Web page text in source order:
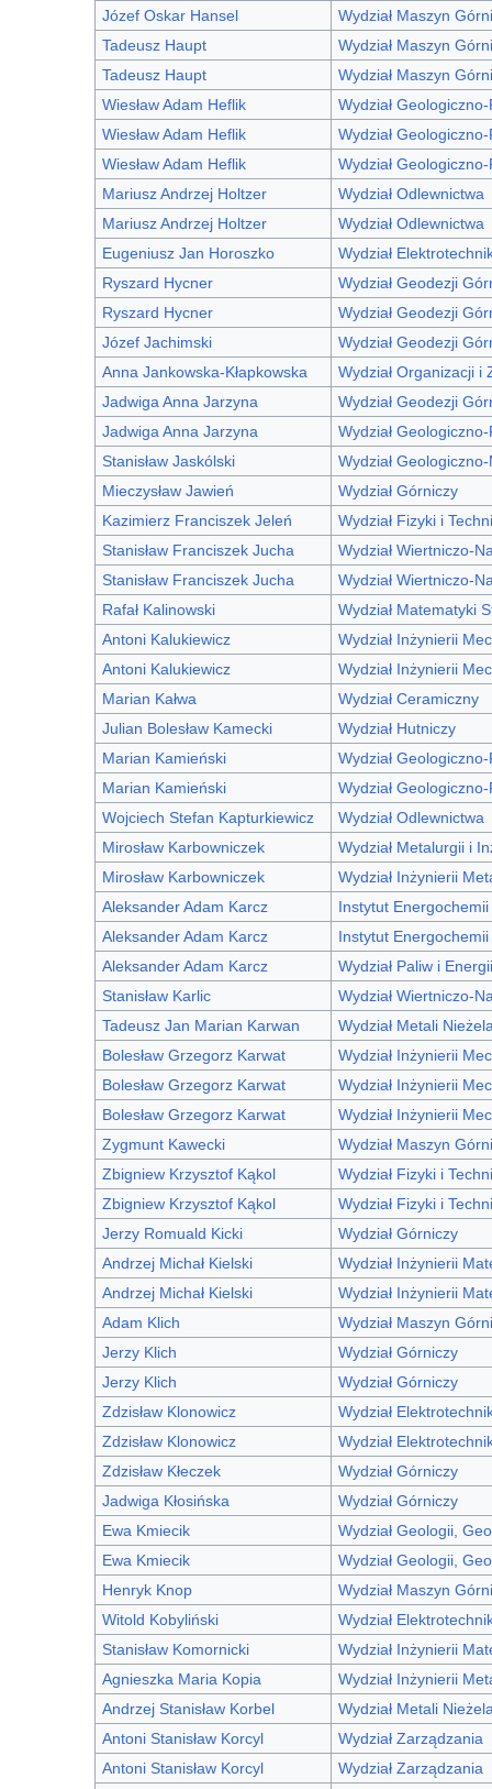
Józef Oskar Hansel
Wydział Maszyn
Tadeusz Haupt
Wydział Maszyn
Tadeusz Haupt
Wydział Maszyn
Wiesław Adam Heflik
Wydział
Wiesław Adam Heflik
Wydział
Wiesław Adam Heflik
Wydział
Mariusz Andrzej Holtzer
Wydział Odlewnictwa
Mariusz Andrzej Holtzer
Wydział Odlewnictwa
Eugeniusz Jan Horoszko
Wydział
Ryszard Hycner
Wydział Geodezji
Ryszard Hycner
Wydział Geodezji
Józef Jachimski
Wydział Geodezji
Anna Jankowska-Kłapkowska
Wydział Organizacji i
Jadwiga Anna Jarzyna
Wydział Geodezji
Jadwiga Anna Jarzyna
Wydział
Stanisław Jaskólski
Wydział
Mieczysław Jawień
Wydział Górniczy
Kazimierz Franciszek Jeleń
Wydział Fizyki i
Stanisław Franciszek Jucha
Wydział Wiertniczo-
Stanisław Franciszek Jucha
Wydział Wiertniczo-
Rafał Kalinowski
Wydział Matematyki
Antoni Kalukiewicz
Wydział Inżynierii
Antoni Kalukiewicz
Wydział Inżynierii
Marian Kałwa
Wydział Ceramiczny
Julian Bolesław Kamecki
Wydział Hutniczy
Marian Kamieński
Wydział
Marian Kamieński
Wydział
Wojciech Stefan Kapturkiewicz
Wydział Odlewnictwa
Mirosław Karbowniczek
Wydział Metalurgii i
Mirosław Karbowniczek
Wydział Inżynierii
Aleksander Adam Karcz
Instytut
Aleksander Adam Karcz
Instytut
Aleksander Adam Karcz
Wydział Paliw i Energii
Stanisław Karlic
Wydział Wiertniczo-
Tadeusz Jan Marian Karwan
Wydział Metali
Bolesław Grzegorz Karwat
Wydział Inżynierii
Bolesław Grzegorz Karwat
Wydział Inżynierii
Bolesław Grzegorz Karwat
Wydział Inżynierii
Zygmunt Kawecki
Wydział Maszyn
Zbigniew Krzysztof Kąkol
Wydział Fizyki i
Zbigniew Krzysztof Kąkol
Wydział Fizyki i
Jerzy Romuald Kicki
Wydział Górniczy
Andrzej Michał Kielski
Wydział Inżynierii
Andrzej Michał Kielski
Wydział Inżynierii
Adam Klich
Wydział Maszyn
Jerzy Klich
Wydział Górniczy
Jerzy Klich
Wydział Górniczy
Zdzisław Klonowicz
Wydział
Zdzisław Klonowicz
Wydział
Zdzisław Kłeczek
Wydział Górniczy
Jadwiga Kłosińska
Wydział Górniczy
Ewa Kmiecik
Wydział Geologii,
Ewa Kmiecik
Wydział Geologii,
Henryk Knop
Wydział Maszyn
Witold Kobyliński
Wydział
Stanisław Komornicki
Wydział Inżynierii
Agnieszka Maria Kopia
Wydział Inżynierii
Andrzej Stanisław Korbel
Wydział Metali
Antoni Stanisław Korcyl
Wydział Zarządzania
Antoni Stanisław Korcyl
Wydział Zarządzania